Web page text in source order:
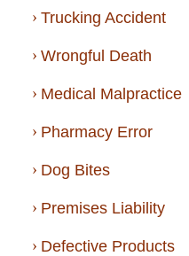
Trucking Accident
Wrongful Death
Medical Malpractice
Pharmacy Error
Dog Bites
Premises Liability
Defective Products